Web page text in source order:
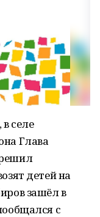
селе
Глава
детей на
зашёл в
с